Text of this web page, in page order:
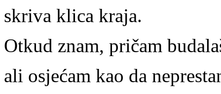
skriva klica kraja.
Otkud znam, pričam
ali osjećam kao da